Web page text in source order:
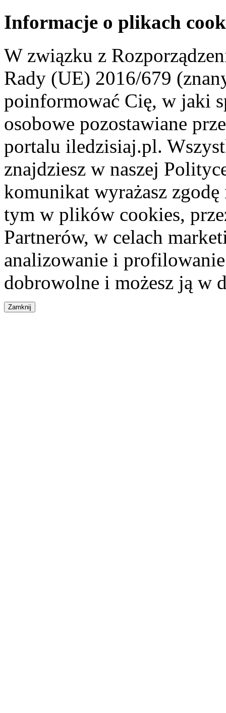
Informacje o plikach
W związku z
Rady (UE) 2016/679
poinformować Cię, w jaki
osobowe pozostawiane
portalu iledzisiaj.pl.
znajdziesz w naszej
komunikat wyrażasz
tym w plików cookies,
Partnerów, w celach
analizowanie i
dobrowolne i możesz ją w